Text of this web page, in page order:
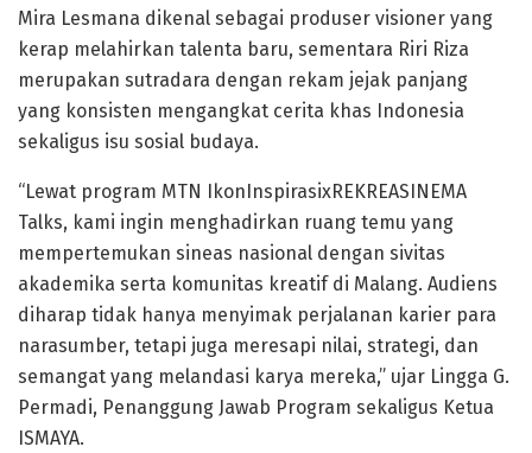
Mira Lesmana dikenal sebagai produser visioner yang
kerap melahirkan talenta baru, sementara Riri Riza
merupakan sutradara dengan rekam jejak panjang
yang konsisten mengangkat cerita khas Indonesia
sekaligus isu sosial budaya.
“Lewat program MTN IkonInspirasixREKREASINEMA
Talks, kami ingin menghadirkan ruang temu yang
mempertemukan sineas nasional dengan sivitas
akademika serta komunitas kreatif di Malang. Audiens
diharap tidak hanya menyimak perjalanan karier para
narasumber, tetapi juga meresapi nilai, strategi, dan
semangat yang melandasi karya mereka,” ujar Lingga G.
Permadi, Penanggung Jawab Program sekaligus Ketua
ISMAYA.